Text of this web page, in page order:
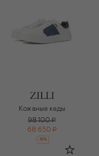
Кожаные кеды
98 100 ₽
68 650 ₽
-30%